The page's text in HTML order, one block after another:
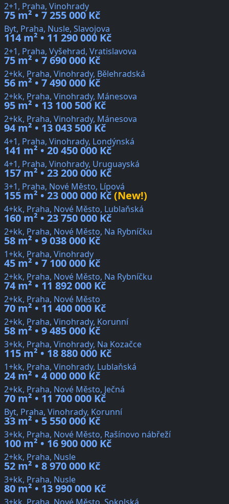
2+1, Praha, Vinohrady
75 m² • 7 255 000 Kč
Byt, Praha, Nusle, Slavojova
114 m² • 11 290 000 Kč
2+1, Praha, Vyšehrad, Vratislavova
75 m² • 7 690 000 Kč
2+kk, Praha, Vinohrady, Bělehradská
56 m² • 7 490 000 Kč
2+kk, Praha, Vinohrady, Mánesova
95 m² • 13 100 500 Kč
2+kk, Praha, Vinohrady, Mánesova
94 m² • 13 043 500 Kč
4+1, Praha, Vinohrady, Londýnská
141 m² • 20 450 000 Kč
4+1, Praha, Vinohrady, Uruguayská
157 m² • 23 200 000 Kč
3+1, Praha, Nové Město, Lípová
155 m² • 23 000 000 Kč(New!)
4+kk, Praha, Nové Město, Lublaňská
160 m² • 23 750 000 Kč
2+kk, Praha, Nové Město, Na Rybníčku
58 m² • 9 038 000 Kč
1+kk, Praha, Vinohrady
45 m² • 7 100 000 Kč
2+kk, Praha, Nové Město, Na Rybníčku
74 m² • 11 892 000 Kč
2+kk, Praha, Nové Město
70 m² • 11 400 000 Kč
2+kk, Praha, Vinohrady, Korunní
58 m² • 9 485 000 Kč
3+kk, Praha, Vinohrady, Na Kozačce
115 m² • 18 880 000 Kč
1+kk, Praha, Vinohrady, Lublaňská
24 m² • 4 000 000 Kč
2+kk, Praha, Nové Město, Ječná
70 m² • 11 700 000 Kč
Byt, Praha, Vinohrady, Korunní
33 m² • 5 550 000 Kč
3+kk, Praha, Nové Město, Rašínovo nábřeží
100 m² • 16 900 000 Kč
2+kk, Praha, Nusle
52 m² • 8 970 000 Kč
3+kk, Praha, Nusle
80 m² • 13 990 000 Kč